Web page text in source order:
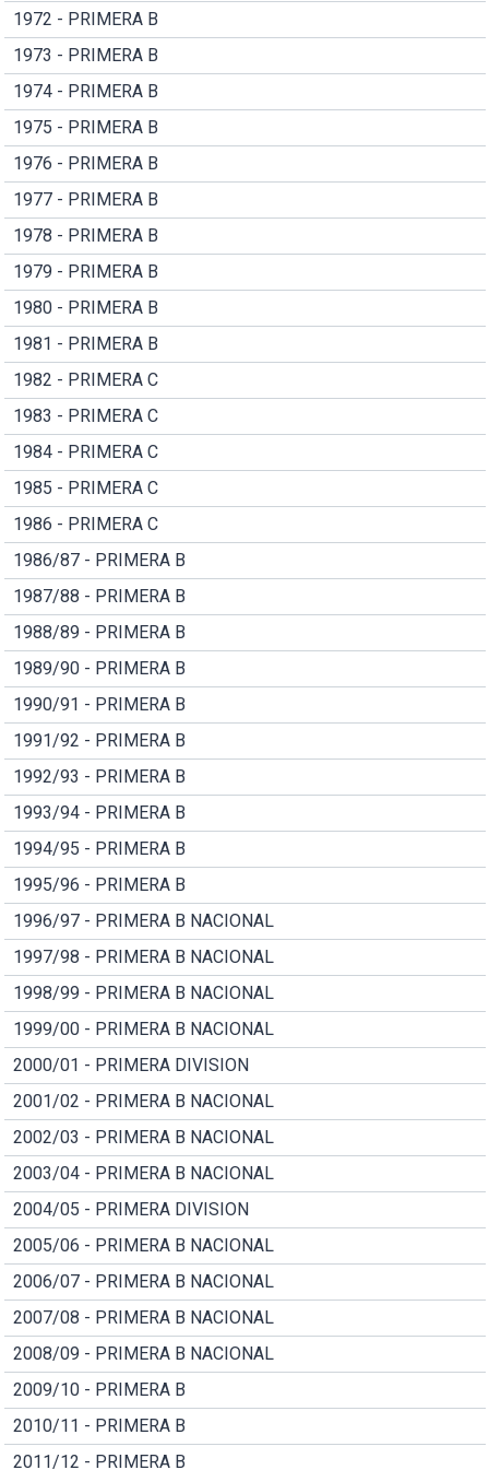
1972 - PRIMERA B
1973 - PRIMERA B
1974 - PRIMERA B
1975 - PRIMERA B
1976 - PRIMERA B
1977 - PRIMERA B
1978 - PRIMERA B
1979 - PRIMERA B
1980 - PRIMERA B
1981 - PRIMERA B
1982 - PRIMERA C
1983 - PRIMERA C
1984 - PRIMERA C
1985 - PRIMERA C
1986 - PRIMERA C
1986/87 - PRIMERA B
1987/88 - PRIMERA B
1988/89 - PRIMERA B
1989/90 - PRIMERA B
1990/91 - PRIMERA B
1991/92 - PRIMERA B
1992/93 - PRIMERA B
1993/94 - PRIMERA B
1994/95 - PRIMERA B
1995/96 - PRIMERA B
1996/97 - PRIMERA B NACIONAL
1997/98 - PRIMERA B NACIONAL
1998/99 - PRIMERA B NACIONAL
1999/00 - PRIMERA B NACIONAL
2000/01 - PRIMERA DIVISION
2001/02 - PRIMERA B NACIONAL
2002/03 - PRIMERA B NACIONAL
2003/04 - PRIMERA B NACIONAL
2004/05 - PRIMERA DIVISION
2005/06 - PRIMERA B NACIONAL
2006/07 - PRIMERA B NACIONAL
2007/08 - PRIMERA B NACIONAL
2008/09 - PRIMERA B NACIONAL
2009/10 - PRIMERA B
2010/11 - PRIMERA B
2011/12 - PRIMERA B